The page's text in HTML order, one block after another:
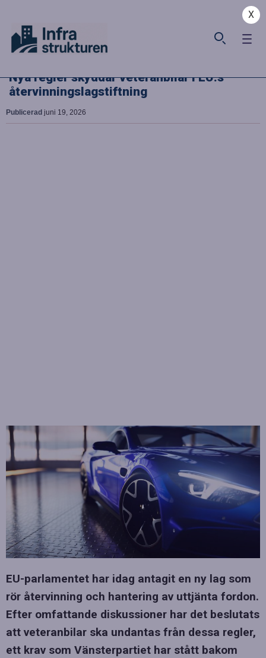
X
Nya regler skyddar veteranbilar i EU:s
återvinningslagstiftning
Publicerad juni 19, 2026
EU-parlamentet har idag antagit en ny lag som
rör återvinning och hantering av uttjänta fordon.
Efter omfattande diskussioner har det beslutats
att veteranbilar ska undantas från dessa regler,
ett krav som Vänsterpartiet har stått bakom